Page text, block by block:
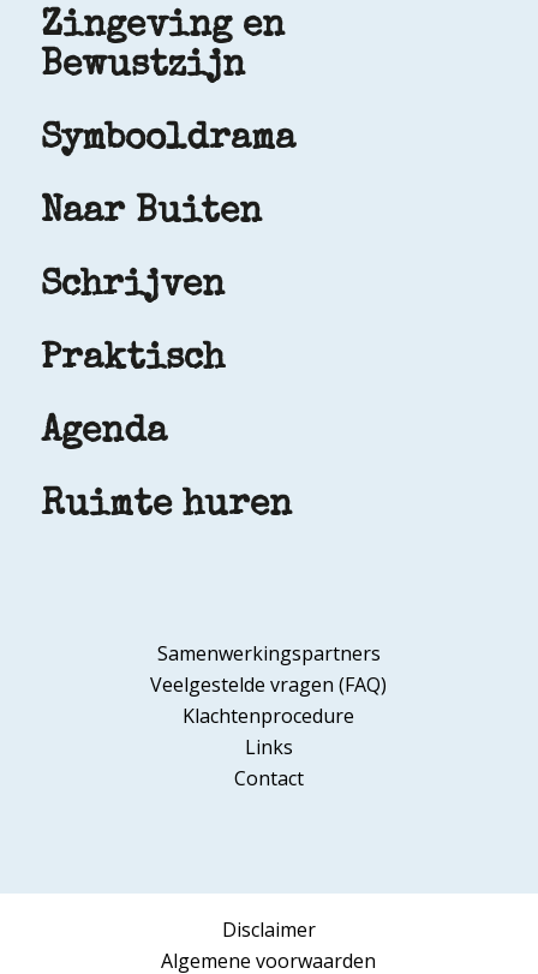
Zingeving en
Bewustzijn
Symbooldrama
Naar Buiten
Schrijven
Praktisch
Agenda
Ruimte huren
Samenwerkingspartners
Veelgestelde vragen (FAQ)
Klachtenprocedure
Links
Contact
Disclaimer
Algemene voorwaarden